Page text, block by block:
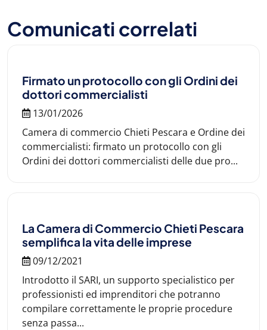
Comunicati correlati
Firmato un protocollo con gli Ordini dei
dottori commercialisti
13/01/2026
Camera di commercio Chieti Pescara e Ordine dei
commercialisti: firmato un protocollo con gli
Ordini dei dottori commercialisti delle due pro...
La Camera di Commercio Chieti Pescara
semplifica la vita delle imprese
09/12/2021
Introdotto il SARI, un supporto specialistico per
professionisti ed imprenditori che potranno
compilare correttamente le proprie procedure
senza passa...